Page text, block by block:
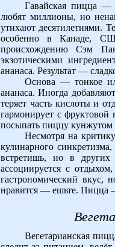
Гавайская пицца —
любят миллионы, но
утихают десятилетиями.
особенно в Канаде,
происхождению Сэм
экзотическими
ананаса. Результат —
Основа — тонкое
ананаса. Иногда
теряет часть кислоты и
гармонирует с
посыпать пиццу кунжутом
Несмотря на
кулинарного
встретишь, но в
ассоциируется с
гастрономический вкус,
нравится — ешьте. Пицца
Вегетарианская